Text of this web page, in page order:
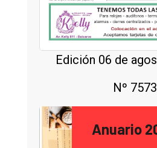
Edición 06 de
Nº 7573
Anuario